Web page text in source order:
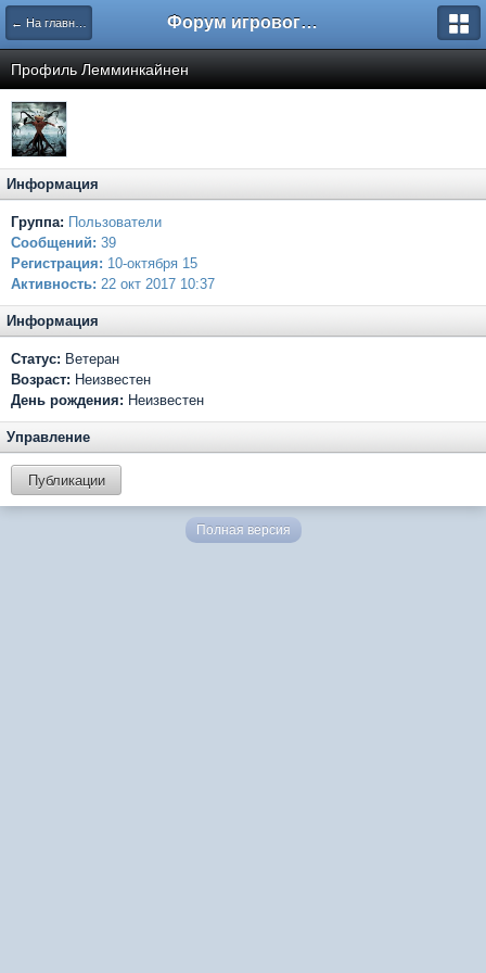
← На главную Форум игрового проекта Riverrise
Профиль Лемминкайнен
Информация
Группа: Пользователи
Сообщений: 39
Регистрация: 10-октября 15
Активность: 22 окт 2017 10:37
Информация
Статус: Ветеран
Возраст: Неизвестен
День рождения: Неизвестен
Управление
Публикации
Полная версия